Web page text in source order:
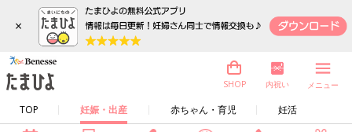
×
TOP 妊娠・出産 赤ちゃん・育児 妊活
SHOP 内祝い メニュー